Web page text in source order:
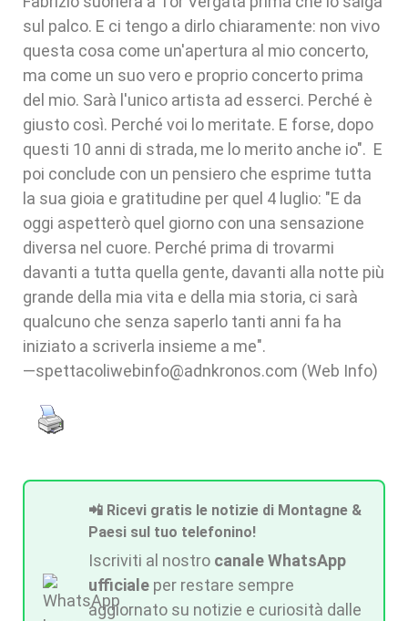
sul palco. E ci tengo a dirlo chiaramente: non vivo
questa cosa come un'apertura al mio concerto,
ma come un suo vero e proprio concerto prima
del mio. Sarà l'unico artista ad esserci. Perché è
giusto così. Perché voi lo meritate. E forse, dopo
questi 10 anni di strada, me lo merito anche io". E
poi conclude con un pensiero che esprime tutta
la sua gioia e gratitudine per quel 4 luglio: "E da
oggi aspetterò quel giorno con una sensazione
diversa nel cuore. Perché prima di trovarmi
davanti a tutta quella gente, davanti alla notte più
grande della mia vita e della mia storia, ci sarà
qualcuno che senza saperlo tanti anni fa ha
iniziato a scriverla insieme a me".
—spettacoliwebinfo@adnkronos.com (Web Info)
📲 Ricevi gratis le notizie di Montagne &
Paesi sul tuo telefonino!
Iscriviti al nostro canale WhatsApp
ufficiale per restare sempre
aggiornato su notizie e curiosità dalle